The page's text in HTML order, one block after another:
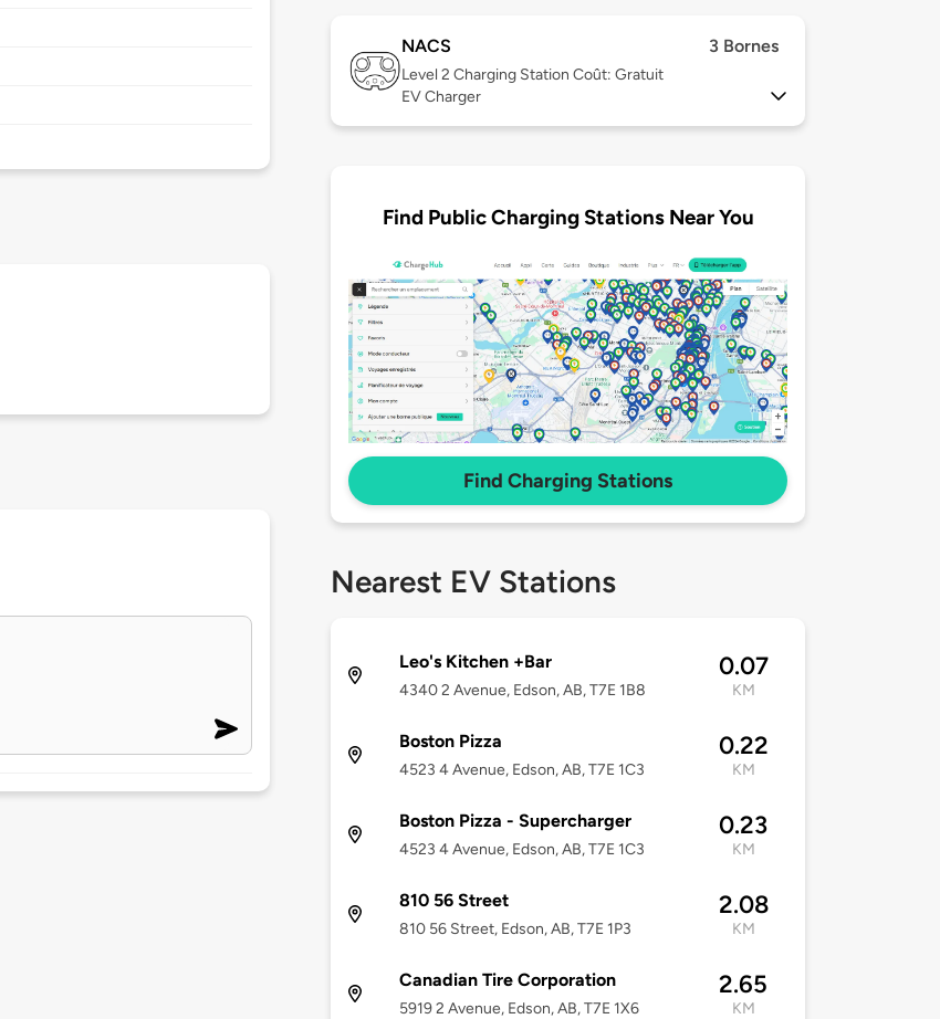
NACS 3 Bornes
Level 2 Charging Station Coût: Gratuit
EV Charger
Find Public Charging Stations Near You
Find Charging Stations
Nearest EV Stations
Leo's Kitchen +Bar
4340 2 Avenue, Edson, AB, T7E 1B8
0.07
KM
Boston Pizza
4523 4 Avenue, Edson, AB, T7E 1C3
0.22
KM
Boston Pizza - Supercharger
4523 4 Avenue, Edson, AB, T7E 1C3
0.23
KM
810 56 Street
810 56 Street, Edson, AB, T7E 1P3
2.08
KM
Canadian Tire Corporation
5919 2 Avenue, Edson, AB, T7E 1X6
2.65
KM